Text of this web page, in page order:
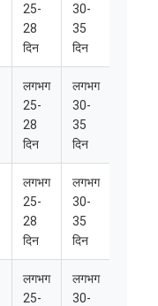
25-
28
दिन
30-
35
दिन
लगभग
25-
28
दिन
लगभग
30-
35
दिन
लगभग
25-
28
दिन
लगभग
30-
35
दिन
लगभग
25-
लगभग
30-